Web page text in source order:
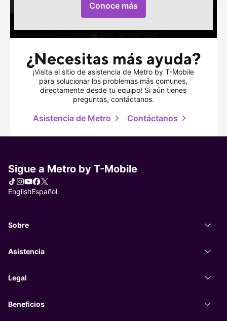
Conoce más
¿Necesitas más ayuda?
¡Visita el sitio de asistencia de Metro byT-Mobile
para solucionar los problemas más comunes,
directamente desde tu equipo! Si aún tienes
preguntas, contáctanos.
Asistencia de Metro Contáctanos, se abre en una
Sigue a Metro by T-Mobile
TiktokInstagram
You Tube
Facebook
X
Elegir idioma
EnglishEspañol
Sobre
Asistencia
Legal
Beneficios